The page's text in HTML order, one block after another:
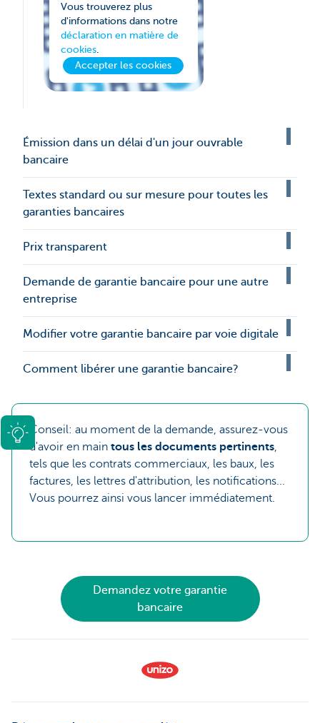
Vous trouverez plus
d'informations dans notre
déclaration en matière de
cookies.
Accepter les cookies
Émission dans un délai d'un jour ouvrable
bancaire
Textes standard ou sur mesure pour toutes les
garanties bancaires
Prix transparent
Demande de garantie bancaire pour une autre
entreprise
Modifier votre garantie bancaire par voie digitale
Comment libérer une garantie bancaire?
Conseil: au moment de la demande, assurez-vous
d'avoir en main tous les documents pertinents,
tels que les contrats commerciaux, les baux, les
factures, les lettres d'attribution, les notifications...
Vous pourrez ainsi vous lancer immédiatement.
Demandez votre garantie
bancaire